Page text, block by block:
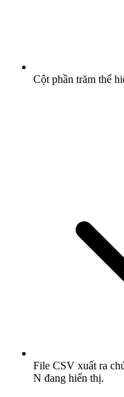
Cột phần trăm thể
File CSV xuất ra
N đang hiển thị.